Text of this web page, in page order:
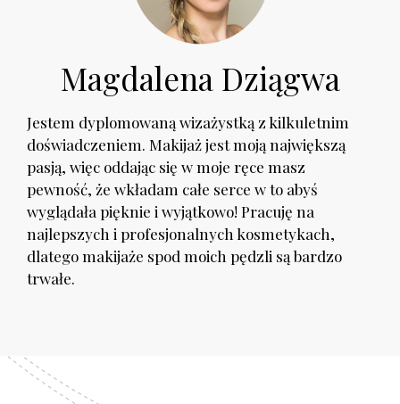
Magdalena Dziągwa
Jestem dyplomowaną wizażystką z kilkuletnim
doświadczeniem. Makijaż jest moją największą
pasją, więc oddając się w moje ręce masz
pewność, że wkładam całe serce w to abyś
wyglądała pięknie i wyjątkowo! Pracuję na
najlepszych i profesjonalnych kosmetykach,
dlatego makijaże spod moich pędzli są bardzo
trwałe.